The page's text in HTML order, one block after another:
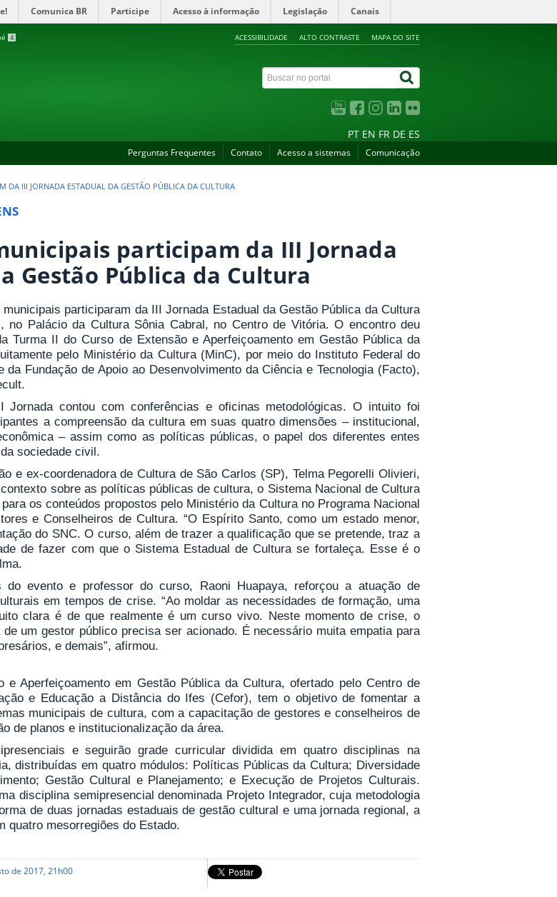
Comunica BR Participe Acesso à informação Legislação Canais
4 ACESSIBILIDADE ALTO CONTRASTE MAPA DO SITE
PT EN FR DE ES
Perguntas Frequentes Contato Acesso a sistemas Comunicação
DA III JORNADA ESTADUAL DA GESTÃO PÚBLICA DA CULTURA
participam da III Jornada
Gestão Pública da Cultura
participaram da III Jornada Estadual da Gestão Pública da Cultura
no Palácio da Cultura Sônia Cabral, no Centro de Vitória. O encontro deu
Turma II do Curso de Extensão e Aperfeiçoamento em Gestão Pública da
pelo Ministério da Cultura (MinC), por meio do Instituto Federal do
da Fundação de Apoio ao Desenvolvimento da Ciência e Tecnologia (Facto),
Jornada contou com conferências e oficinas metodológicas. O intuito foi
a compreensão da cultura em suas quatro dimensões – institucional,
– assim como as políticas públicas, o papel dos diferentes entes
sociedade civil.
e ex-coordenadora de Cultura de São Carlos (SP), Telma Pegorelli Olivieri,
sobre as políticas públicas de cultura, o Sistema Nacional de Cultura
os conteúdos propostos pelo Ministério da Cultura no Programa Nacional
e Conselheiros de Cultura. “O Espírito Santo, como um estado menor,
do SNC. O curso, além de trazer a qualificação que se pretende, traz a
de fazer com que o Sistema Estadual de Cultura se fortaleça. Esse é o
do evento e professor do curso, Raoni Huapaya, reforçou a atuação de
em tempos de crise. “Ao moldar as necessidades de formação, uma
clara é de que realmente é um curso vivo. Neste momento de crise, o
um gestor público precisa ser acionado. É necessário muita empatia para
e demais”, afirmou.
e Aperfeiçoamento em Gestão Pública da Cultura, ofertado pelo Centro de
e Educação a Distância do Ifes (Cefor), tem o objetivo de fomentar a
municipais de cultura, com a capacitação de gestores e conselheiros de
de planos e institucionalização da área.
e seguirão grade curricular dividida em quatro disciplinas na
distribuídas em quatro módulos: Políticas Públicas da Cultura; Diversidade
Gestão Cultural e Planejamento; e Execução de Projetos Culturais.
disciplina semipresencial denominada Projeto Integrador, cuja metodologia
de duas jornadas estaduais de gestão cultural e uma jornada regional, a
quatro mesorregiões do Estado.
de 2017, 21h00